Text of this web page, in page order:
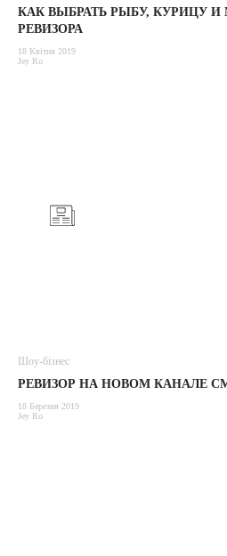
КАК ВЫБРАТЬ РЫБУ, КУРИЦУ
РЕВИЗОРА
18 Квітня 2019
Jey Ro
Шоу-бізнес
РЕВИЗОР НА НОВОМ КАНАЛЕ
18 Березня 2019
Jey Ro